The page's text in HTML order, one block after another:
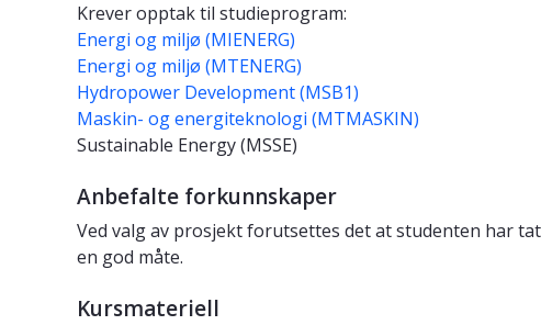
Krever opptak til studieprogram:
Energi og miljø (MIENERG)
Energi og miljø (MTENERG)
Hydropower Development (MSB1)
Maskin- og energiteknologi (MTMASKIN)
Sustainable Energy (MSSE)
Anbefalte forkunnskaper
Ved valg av prosjekt forutsettes det at studenten har
en god måte.
Kursmateriell